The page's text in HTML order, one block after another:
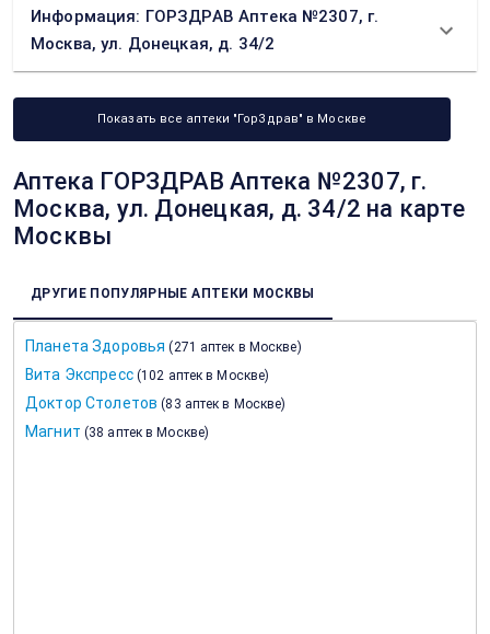
Информация: ГОРЗДРАВ Аптека №2307, г.
Москва, ул. Донецкая, д. 34/2
Показать все аптеки "ГорЗдрав" в Москве
Аптека ГОРЗДРАВ Аптека №2307, г.
Москва, ул. Донецкая, д. 34/2 на карте
Москвы
ДРУГИЕ ПОПУЛЯРНЫЕ АПТЕКИ МОСКВЫ
Планета Здоровья (271 аптек в Москве)
Вита Экспресс (102 аптек в Москве)
Доктор Столетов (83 аптек в Москве)
Магнит (38 аптек в Москве)